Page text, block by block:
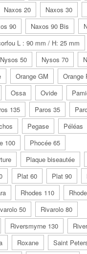
Naxos 20 Naxos 30
90 Naxos 90 Bis
L : 90 mm / H: 25 mm
Nysos 50 Nysos 70
Orange GM Orange
Ossa Ovide
135 Paros 35
Pegase Péléas
100
Phocée 65
Plaque biseautée
Plat 60 Plat 90
Rhodes 110
50
Rivarolo 80
Riversmyrne 130
Roxane
Saint